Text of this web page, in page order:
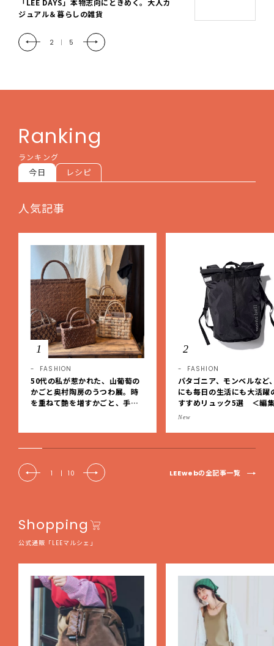
ジュアル＆暮らしの雑貨
2 | 5
Ranking
ランキング
今日 レシピ
人気記事
1
FASHION
50代の私が惹かれた、山葡萄の
かごと奥村陶房のうつわ展。時
を重ねて艶を増すかごと、手仕
2
FASHION
パタゴニア、モンベルなど
にも毎日の生活にも大活躍
すすめリュック5選 ＜編
レクト＞【LEEマルシェ】
New
1 | 10 LEEwebの全記事一覧
Shopping
公式通販「LEEマルシェ」